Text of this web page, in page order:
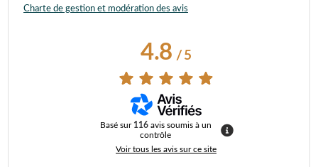
Charte de gestion et modération des avis
4.8/ 5
Basé sur 116 avis soumis à un
contrôle
Voir tous les avis sur ce site